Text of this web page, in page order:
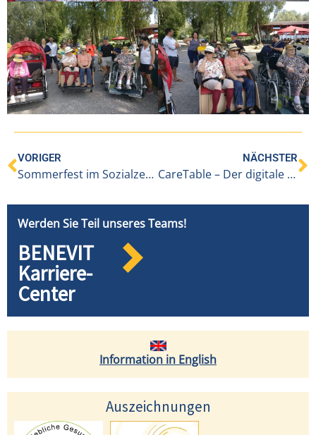
VORIGER
Sommerfest im Sozialzentrum BENEVIT in Alberschwende
NÄCHSTER
CareTable – Der digitale Aktivitätstisch für die Betreuung von Senioren
Werden Sie Teil unseres Teams!
BENEVIT
Karriere-
Center
Information in English
Auszeichnungen